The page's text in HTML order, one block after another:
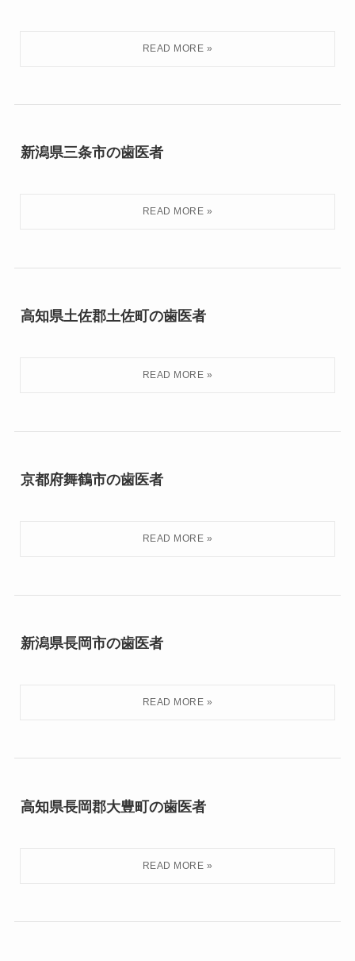
新潟県三条市の歯医者
高知県土佐郡土佐町の歯医者
京都府舞鶴市の歯医者
新潟県長岡市の歯医者
高知県長岡郡大豊町の歯医者